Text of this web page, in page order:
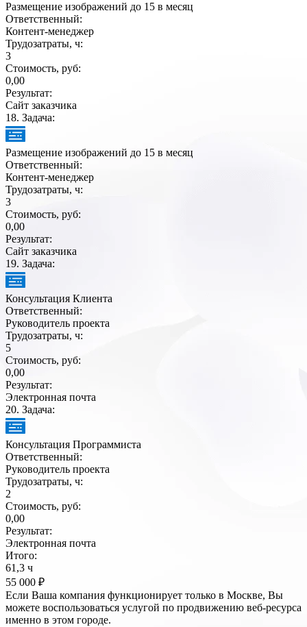
Размещение изображений до 15 в месяц
Ответственный:
Контент-менеджер
Трудозатраты, ч:
3
Стоимость, руб:
0,00
Результат:
Сайт заказчика
18. Задача:
Размещение изображений до 15 в месяц
Ответственный:
Контент-менеджер
Трудозатраты, ч:
3
Стоимость, руб:
0,00
Результат:
Сайт заказчика
19. Задача:
Консультация Клиента
Ответственный:
Руководитель проекта
Трудозатраты, ч:
5
Стоимость, руб:
0,00
Результат:
Электронная почта
20. Задача:
Консультация Программиста
Ответственный:
Руководитель проекта
Трудозатраты, ч:
2
Стоимость, руб:
0,00
Результат:
Электронная почта
Итого:
61,3 ч
55 000 ₽
Если Ваша компания функционирует только в Москве, Вы
можете воспользоваться услугой по продвижению веб-ресурса
именно в этом городе.